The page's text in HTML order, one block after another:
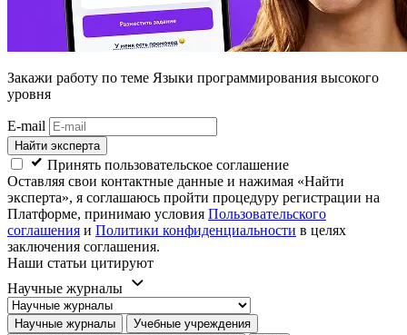
Закажи работу по теме Языки программирования высокого
уровня
E-mail
Найти эксперта
Принять пользовательское соглашение
Оставляя свои контактные данные и нажимая «Найти
эксперта», я соглашаюсь пройти процедуру регистрации на
Платформе, принимаю условия Пользовательского
соглашения и Политики конфиденциальности в целях
заключения соглашения.
Наши статьи цитируют
Научные журналы
Научные журналы
Учебные учреждения